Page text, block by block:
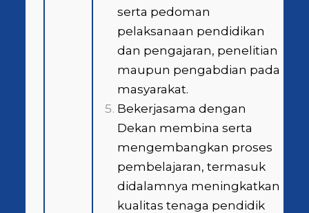
serta pedoman
pelaksanaan pendidikan
dan pengajaran, penelitian
maupun pengabdian pada
masyarakat.
Bekerjasama dengan
Dekan membina serta
mengembangkan proses
pembelajaran, termasuk
didalamnya meningkatkan
kualitas tenaga pendidik